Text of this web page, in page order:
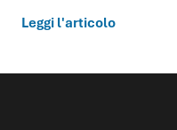
Leggi l'articolo